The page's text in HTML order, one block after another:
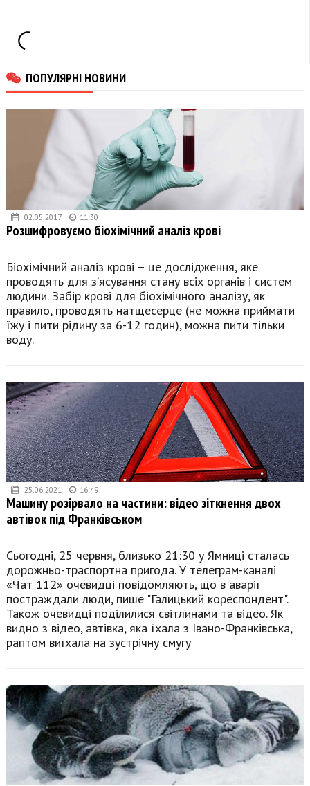
ПОПУЛЯРНІ НОВИНИ
02.05.2017 11:30
Розшифровуємо біохімічний аналіз крові
Біохімічний аналіз крові – це дослідження, яке
проводять для з’ясування стану всіх органів і систем
людини. Забір крові для біохімічного аналізу, як
правило, проводять натщесерце (не можна приймати
їжу і пити рідину за 6-12 годин), можна пити тільки
воду.
25.06.2021 16:49
Машину розірвало на частини: відео зіткнення двох
автівок під Франківськом
Сьогодні, 25 червня, близько 21:30 у Ямниці сталась
дорожньо-траспортна пригода. У телеграм-каналі
«Чат 112» очевидці повідомляють, що в аварії
постраждали люди, пише "Галицький кореспондент".
Також очевидці поділилися світлинами та відео. Як
видно з відео, автівка, яка їхала з Івано-Франківська,
раптом виїхала на зустрічну смугу